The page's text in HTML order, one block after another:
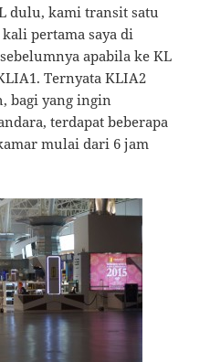
dulu, kami transit satu
pertama saya di
apabila ke KL
Ternyata KLIA2
bagi yang ingin
terdapat beberapa
mulai dari 6 jam